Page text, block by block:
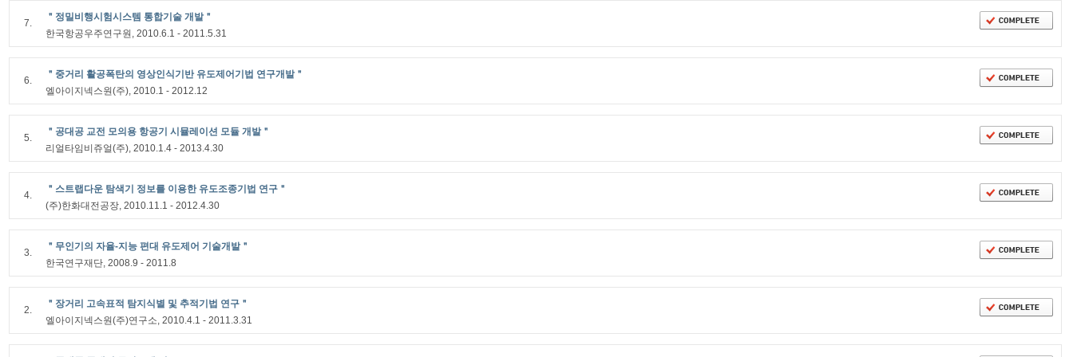
7.
＂정밀비행시험시스템 통합기술 개발＂
한국항공우주연구원, 2010.6.1 - 2011.5.31
6.
＂중거리 활공폭탄의 영상인식기반 유도제어기법 연구개발＂
엘아이지넥스원(주), 2010.1 - 2012.12
5.
＂공대공 교전 모의용 항공기 시뮬레이션 모듈 개발＂
리얼타임비쥬얼(주), 2010.1.4 - 2013.4.30
4.
＂스트랩다운 탐색기 정보를 이용한 유도조종기법 연구＂
(주)한화대전공장, 2010.11.1 - 2012.4.30
3.
＂무인기의 자율-지능 편대 유도제어 기술개발＂
한국연구재단, 2008.9 - 2011.8
2.
＂장거리 고속표적 탐지식별 및 추적기법 연구＂
엘아이지넥스원(주)연구소, 2010.4.1 - 2011.3.31